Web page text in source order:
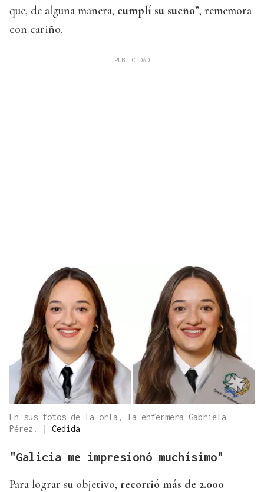
que, de alguna manera, cumplí su sueño”, rememora
con cariño.
En sus fotos de la orla, la enfermera Gabriela
Pérez.
| Cedida
"Galicia me impresionó muchísimo"
Para lograr su objetivo, recorrió más de 2.000